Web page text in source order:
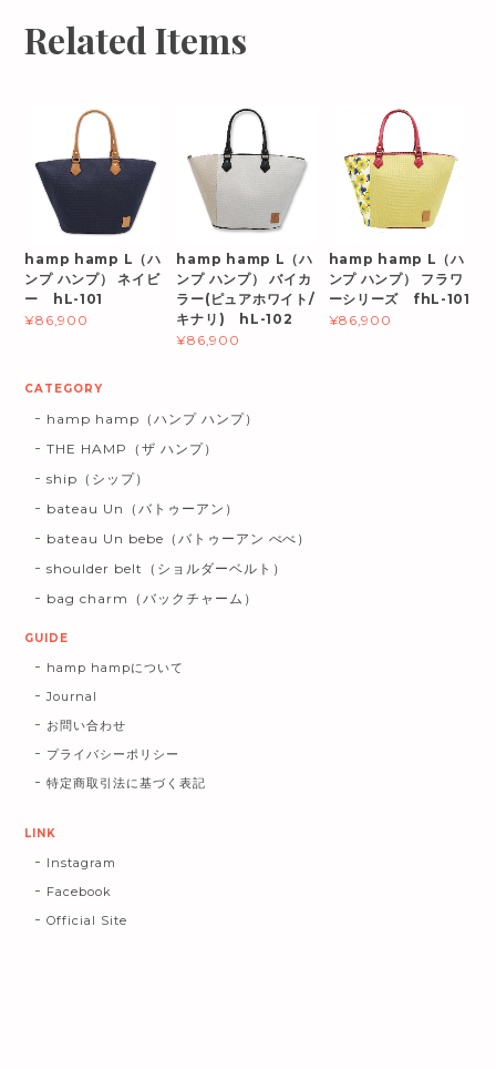
Related Items
hamp hamp L（ハ
ンプ ハンプ） ネイビ
ー hL-101
¥86,900
hamp hamp L（ハ
ンプ ハンプ） バイカ
ラー(ピュアホワイト/
キナリ) hL-102
¥86,900
hamp hamp L（ハ
ンプ ハンプ） フラワ
ーシリーズ fhL-101
¥86,900
CATEGORY
hamp hamp（ハンプ ハンプ）
THE HAMP（ザ ハンプ）
ship（シップ）
bateau Un（バトゥーアン）
bateau Un bebe（バトゥーアン べべ）
shoulder belt（ショルダーベルト）
bag charm（バックチャーム）
GUIDE
hamp hampについて
Journal
お問い合わせ
プライバシーポリシー
特定商取引法に基づく表記
LINK
Instagram
Facebook
Official Site